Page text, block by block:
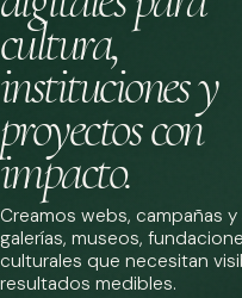
cultura,
instituciones y
proyectos con
impacto.
Creamos webs, campañas
galerías, museos,
culturales que necesitan
resultados medibles.